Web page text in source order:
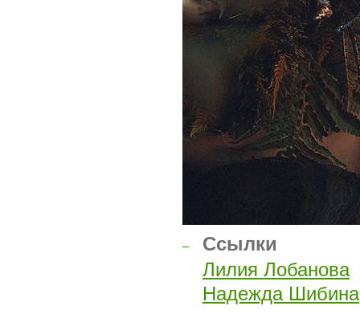
–
Ссылки
Лилия Лобанова
Надежда Шибина